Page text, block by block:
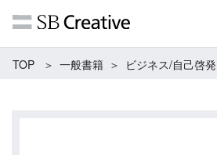
TOP 一般書籍 ビジネス/自己啓発